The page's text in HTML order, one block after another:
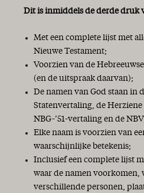
Dit is inmiddels de derde druk
Met een complete lijst met
Nieuwe Testament;
Voorzien van de
(en de uitspraak daarvan);
De namen van God staan in
Statenvertaling, de
NBG-’51-vertaling en de
Elke naam is voorzien van
waarschijnlijke betekenis;
Inclusief een complete lijst
waar de namen
verschillende personen,